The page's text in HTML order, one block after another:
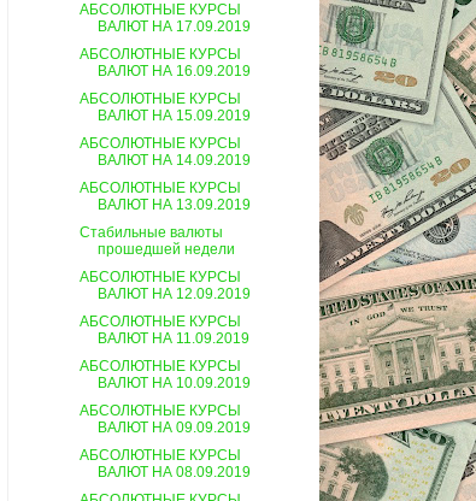
АБСОЛЮТНЫЕ КУРСЫ
ВАЛЮТ НА 17.09.2019
АБСОЛЮТНЫЕ КУРСЫ
ВАЛЮТ НА 16.09.2019
АБСОЛЮТНЫЕ КУРСЫ
ВАЛЮТ НА 15.09.2019
АБСОЛЮТНЫЕ КУРСЫ
ВАЛЮТ НА 14.09.2019
АБСОЛЮТНЫЕ КУРСЫ
ВАЛЮТ НА 13.09.2019
Стабильные валюты
прошедшей недели
АБСОЛЮТНЫЕ КУРСЫ
ВАЛЮТ НА 12.09.2019
АБСОЛЮТНЫЕ КУРСЫ
ВАЛЮТ НА 11.09.2019
АБСОЛЮТНЫЕ КУРСЫ
ВАЛЮТ НА 10.09.2019
АБСОЛЮТНЫЕ КУРСЫ
ВАЛЮТ НА 09.09.2019
АБСОЛЮТНЫЕ КУРСЫ
ВАЛЮТ НА 08.09.2019